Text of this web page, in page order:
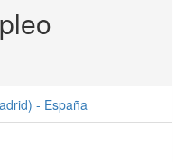
) - España